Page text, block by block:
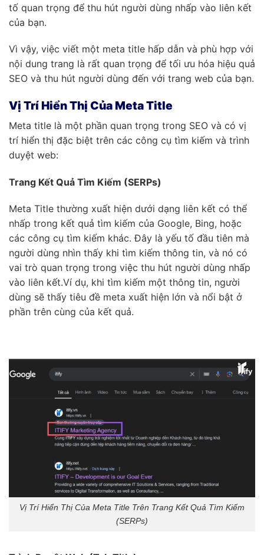
tố quan trọng để thu hút người dùng nhấp vào liên kết
của bạn.
Vì vậy, việc viết một meta title hấp dẫn và phù hợp với
nội dung trang là rất quan trọng để tối ưu hóa hiệu quả
SEO và thu hút người dùng đến với trang web của bạn.
Vị Trí Hiển Thị Của Meta Title
Meta title là một phần quan trọng trong SEO và có vị
trí hiển thị đặc biệt trên các công cụ tìm kiếm và trình
duyệt web:
Trang Kết Quả Tìm Kiếm (SERPs)
Meta Title thường xuất hiện dưới dạng liên kết có thể
nhấp trong kết quả tìm kiếm của Google, Bing, hoặc
các công cụ tìm kiếm khác. Đây là yếu tố đầu tiên mà
người dùng nhìn thấy khi tìm kiếm thông tin, và nó có
vai trò quan trọng trong việc thu hút người dùng nhấp
vào liên kết.Ví dụ, khi tìm kiếm một thông tin, người
dùng sẽ thấy tiêu đề meta xuất hiện lớn và nổi bật ở
phần trên cùng của kết quả.
Vị Trí Hiển Thị Của Meta Title Trên Trang Kết Quả Tìm Kiếm
(SERPs)